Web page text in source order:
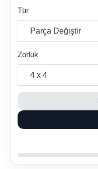
Tür
Zorluk